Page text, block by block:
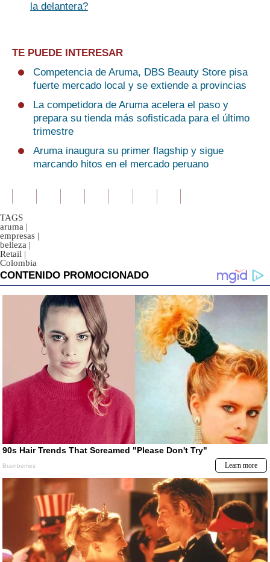
la delantera?
TE PUEDE INTERESAR
Competencia de Aruma, DBS Beauty Store pisa
fuerte mercado local y se extiende a provincias
La competidora de Aruma acelera el paso y
prepara su tienda más sofisticada para el último
trimestre
Aruma inaugura su primer flagship y sigue
marcando hitos en el mercado peruano
TAGS
aruma |
empresas |
belleza |
Retail |
Colombia